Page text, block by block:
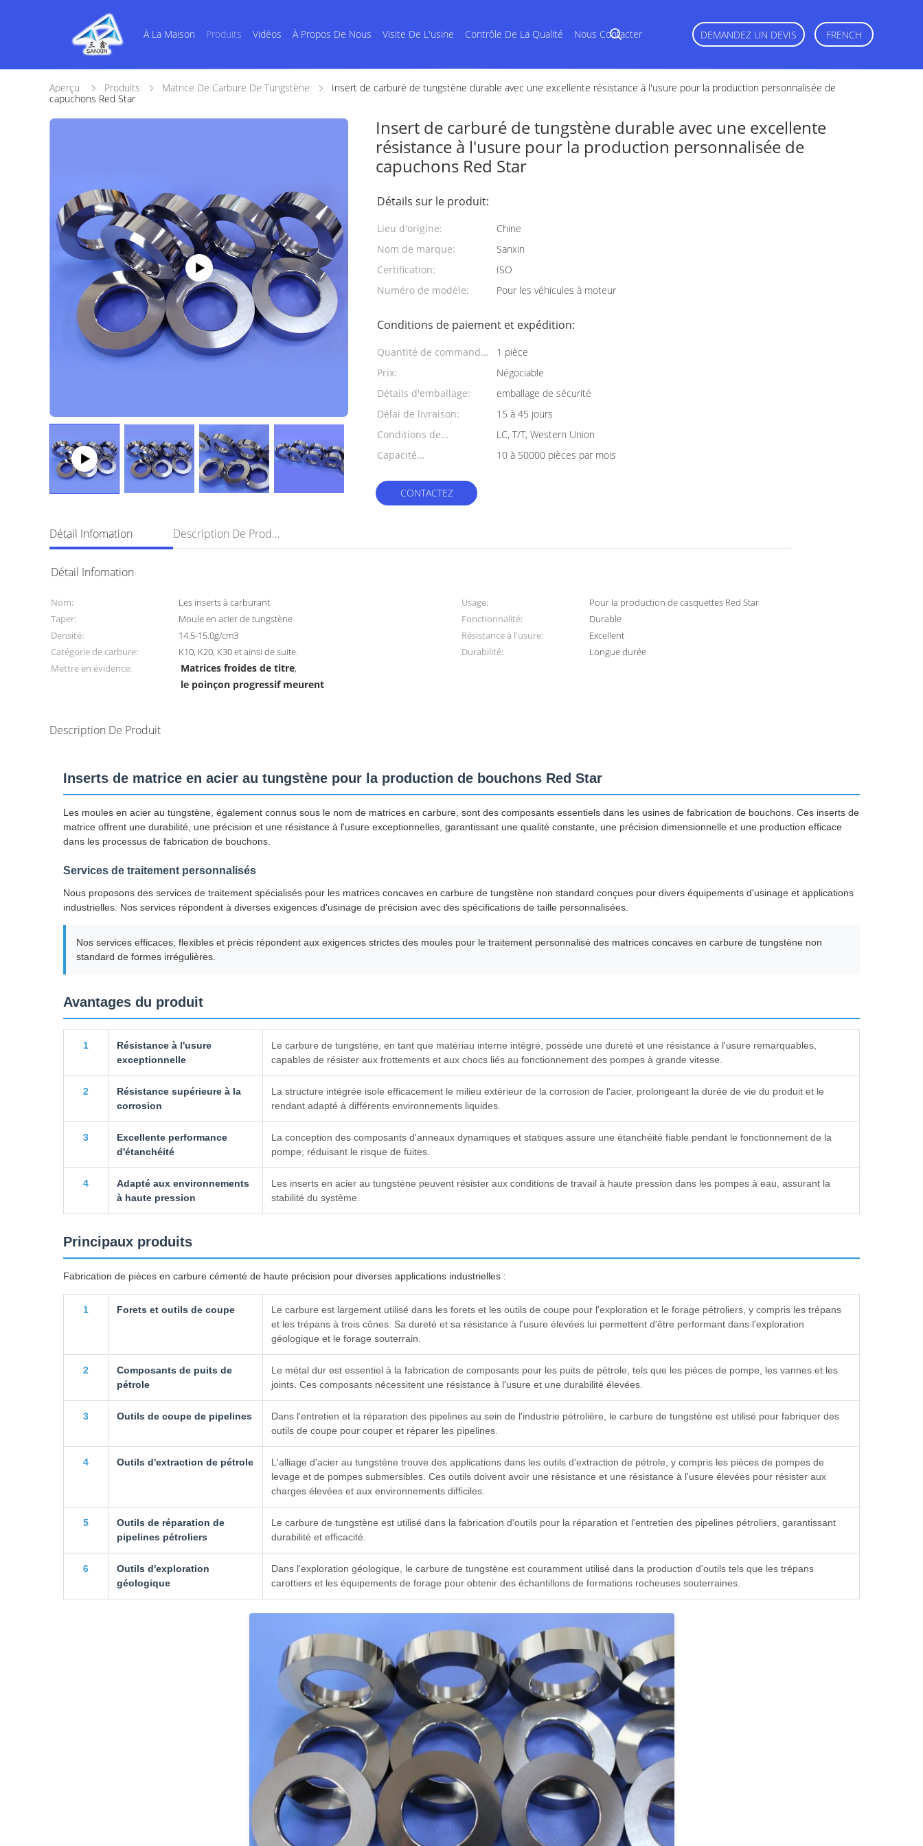
À La Maison Produits Vidéos À Propos De Nous Visite De L'usine Contrôle De La Qualité Nous Contacter DEMANDEZ UN DEVIS FRENCH
Aperçu Produits Matrice De Carbure De Tungstène
Insert de carburé de tungstène durable avec une excellente résistance à l'usure pour la production personnalisée de
capuchons Red Star
Insert de carburé de tungstène durable avec une excellente
résistance à l'usure pour la production personnalisée de
capuchons Red Star
Détails sur le produit:
Lieu d'origine:
Chine
Nom de marque:
Sanxin
Certification:
ISO
Numéro de modèle:
Pour les véhicules à moteur
Conditions de paiement et expédition:
Quantité de commande
min:
1 pièce
Prix:
Négociable
Détails d'emballage:
emballage de sécurité
Délai de livraison:
15 à 45 jours
Conditions de
paiement:
LC, T/T, Western Union
Capacité
10 à 50000 pièces par mois
CONTACTEZ
Détail Infomation Description De Produit
Détail Infomation
Nom: Les inserts à carburant Usage:
Pour la production de casquettes Red Star
Taper:
Moule en acier de tungstène Fonctionnalité:
Durable
Densité:
14.5-15.0g/cm3 Résistance à l'usure:
Excellent
Catégorie de carbure:
K10, K20, K30 et ainsi de suite. Durabilité:
Longue durée
Mettre en évidence:
Matrices froides de titre,
le poinçon progressif meurent
Description De Produit
Inserts de matrice en acier au tungstène pour la production de bouchons Red Star
Les moules en acier au tungstène, également connus sous le nom de matrices en carbure, sont des composants essentiels dans les usines de fabrication de bouchons. Ces inserts de
matrice offrent une durabilité, une précision et une résistance à l'usure exceptionnelles, garantissant une qualité constante, une précision dimensionnelle et une production efficace
dans les processus de fabrication de bouchons.
Services de traitement personnalisés
Nous proposons des services de traitement spécialisés pour les matrices concaves en carbure de tungstène non standard conçues pour divers équipements d'usinage et applications
industrielles. Nos services répondent à diverses exigences d'usinage de précision avec des spécifications de taille personnalisées.
Nos services efficaces, flexibles et précis répondent aux exigences strictes des moules pour le traitement personnalisé des matrices concaves en carbure de tungstène non
standard de formes irrégulières.
Avantages du produit
1
Résistance à l'usure
exceptionnelle
Le carbure de tungstène, en tant que matériau interne intégré, possède une dureté et une résistance à l'usure remarquables,
capables de résister aux frottements et aux chocs liés au fonctionnement des pompes à grande vitesse.
2
Résistance supérieure à la
corrosion
La structure intégrée isole efficacement le milieu extérieur de la corrosion de l'acier, prolongeant la durée de vie du produit et le
rendant adapté à différents environnements liquides.
3
Excellente performance
d'étanchéité
La conception des composants d'anneaux dynamiques et statiques assure une étanchéité fiable pendant le fonctionnement de la
pompe, réduisant le risque de fuites.
4
Adapté aux environnements
à haute pression
Les inserts en acier au tungstène peuvent résister aux conditions de travail à haute pression dans les pompes à eau, assurant la
stabilité du système.
Principaux produits
Fabrication de pièces en carbure cémenté de haute précision pour diverses applications industrielles :
1 Forets et outils de coupe
Le carbure est largement utilisé dans les forets et les outils de coupe pour l'exploration et le forage pétroliers, y compris les trépans
et les trépans à trois cônes. Sa dureté et sa résistance à l'usure élevées lui permettent d'être performant dans l'exploration
géologique et le forage souterrain.
2
Composants de puits de
pétrole
Le métal dur est essentiel à la fabrication de composants pour les puits de pétrole, tels que les pièces de pompe, les vannes et les
joints. Ces composants nécessitent une résistance à l'usure et une durabilité élevées.
3 Outils de coupe de pipelines
Dans l'entretien et la réparation des pipelines au sein de l'industrie pétrolière, le carbure de tungstène est utilisé pour fabriquer des
outils de coupe pour couper et réparer les pipelines.
4 Outils d'extraction de pétrole
L'alliage d'acier au tungstène trouve des applications dans les outils d'extraction de pétrole, y compris les pièces de pompes de
levage et de pompes submersibles. Ces outils doivent avoir une résistance et une résistance à l'usure élevées pour résister aux
charges élevées et aux environnements difficiles.
5
Outils de réparation de
pipelines pétroliers
Le carbure de tungstène est utilisé dans la fabrication d'outils pour la réparation et l'entretien des pipelines pétroliers, garantissant
durabilité et efficacité.
6
Outils d'exploration
géologique
Dans l'exploration géologique, le carbure de tungstène est couramment utilisé dans la production d'outils tels que les trépans
carottiers et les équipements de forage pour obtenir des échantillons de formations rocheuses souterraines.